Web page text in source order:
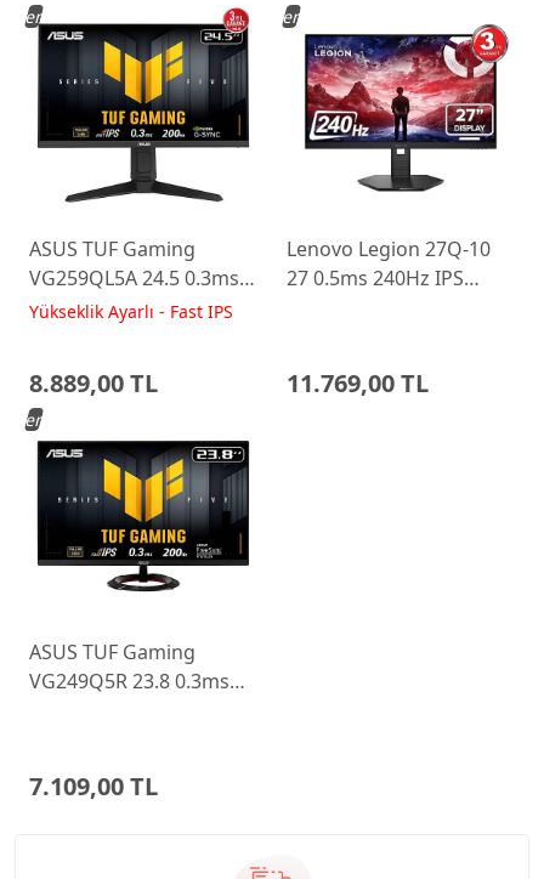
ASUS TUF Gaming
VG259QL5A 24.5 0.3ms
200Hz Fast IPS Yükseklik
Yükseklik Ayarlı - Fast IPS
8.889,00 TL
Yeni
Lenovo Legion 27Q-10
27 0.5ms 240Hz IPS
11.769,00 TL
Yeni
ASUS TUF Gaming
VG249Q5R 23.8 0.3ms
7.109,00 TL
Yeni